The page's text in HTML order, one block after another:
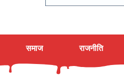
समाज राजनीति